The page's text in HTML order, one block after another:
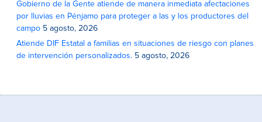
Gobierno de la Gente atiende de manera inmediata afectaciones
por lluvias en Pénjamo para proteger a las y los productores del
campo 5 agosto, 2026
Atiende DIF Estatal a familias en situaciones de riesgo con planes
de intervención personalizados. 5 agosto, 2026